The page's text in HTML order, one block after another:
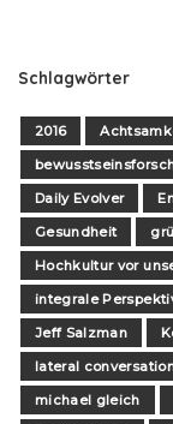
Schlagwörter
2016
Daily Evolver
Gesundheit
Hochkultur vor
integrale
Jeff Salzman
lateral
michael gleich